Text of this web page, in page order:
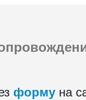
форму на